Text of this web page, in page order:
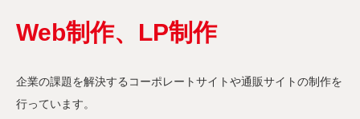
Web制作、LP制作
企業の課題を解決するコーポレートサイトや通販サイトの制作を
行っています。